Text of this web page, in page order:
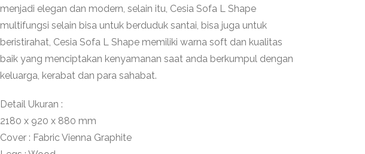
menjadi elegan dan modern, selain itu, Cesia Sofa L Shape
multifungsi selain bisa untuk berduduk santai, bisa juga untuk
beristirahat, Cesia Sofa L Shape memiliki warna soft dan kualitas
baik yang menciptakan kenyamanan saat anda berkumpul dengan
keluarga, kerabat dan para sahabat.
Detail Ukuran :
2180 x 920 x 880 mm
Cover : Fabric Vienna Graphite